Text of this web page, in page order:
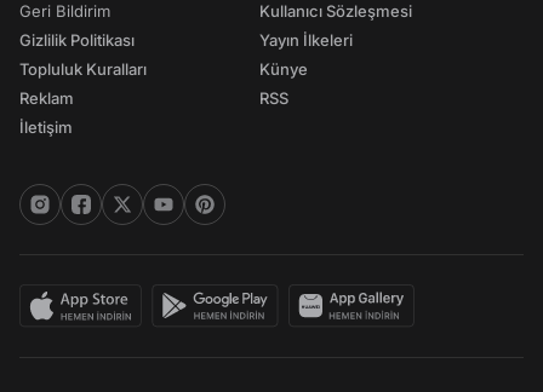
Geri Bildirim
Gizlilik Politikası
Topluluk Kuralları
Reklam
İletişim
Kullanıcı Sözleşmesi
Yayın İlkeleri
Künye
RSS